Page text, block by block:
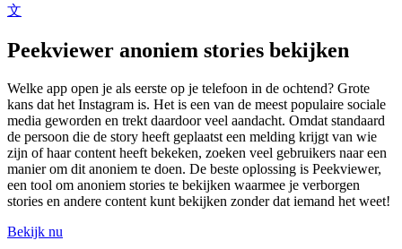
文
Peekviewer anoniem stories bekijken
Welke app open je als eerste op je telefoon in de ochtend? Grote
kans dat het Instagram is. Het is een van de meest populaire sociale
media geworden en trekt daardoor veel aandacht. Omdat standaard
de persoon die de story heeft geplaatst een melding krijgt van wie
zijn of haar content heeft bekeken, zoeken veel gebruikers naar een
manier om dit anoniem te doen. De beste oplossing is Peekviewer,
een tool om anoniem stories te bekijken waarmee je verborgen
stories en andere content kunt bekijken zonder dat iemand het weet!
Bekijk nu